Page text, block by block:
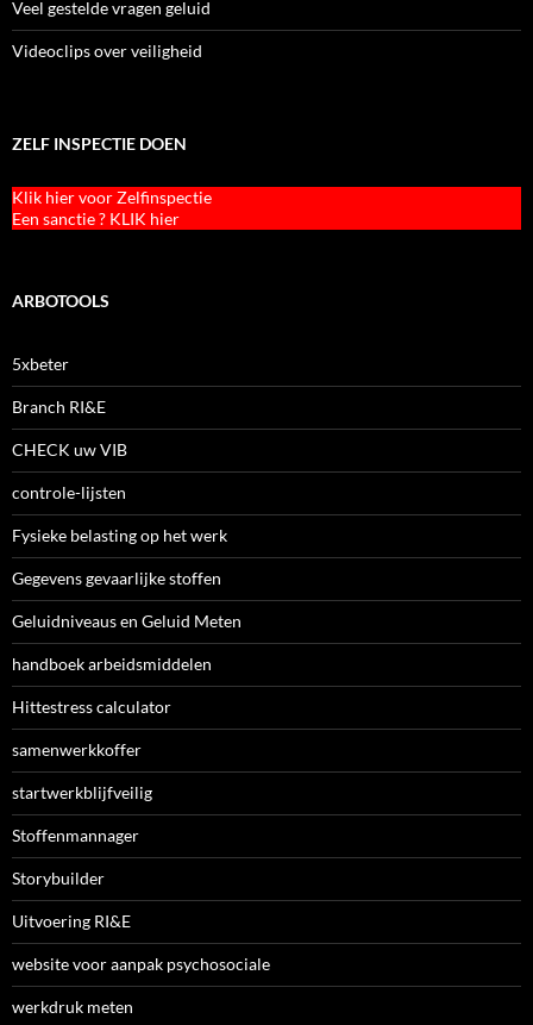
Veel gestelde vragen geluid
Videoclips over veiligheid
ZELF INSPECTIE DOEN
Klik hier voor Zelfinspectie
Een sanctie ? KLIK hier
ARBOTOOLS
5xbeter
Branch RI&E
CHECK uw VIB
controle-lijsten
Fysieke belasting op het werk
Gegevens gevaarlijke stoffen
Geluidniveaus en Geluid Meten
handboek arbeidsmiddelen
Hittestress calculator
samenwerkkoffer
startwerkblijfveilig
Stoffenmannager
Storybuilder
Uitvoering RI&E
website voor aanpak psychosociale
werkdruk meten